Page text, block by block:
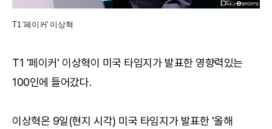
T1 '페이커' 이상혁
T1 '페이커' 이상혁이 미국 타임지가 발표한 영향력있는
100인에 들어갔다.
이상혁은 9일(현지 시각) 미국 타임지가 발표한 '올해